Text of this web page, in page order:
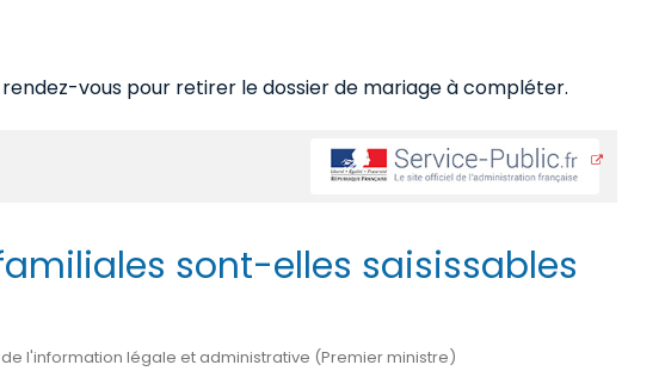
vous pour retirer le dossier de mariage à compléter.
sont-elles saisissables
l'information légale et administrative (Premier ministre)